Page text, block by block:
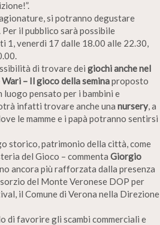
si potranno degustare
il pubblico sarà possibile
1, venerdì 17 dalle 18.00 alle 22.30,
di trovare dei giochi anche nel
– Il gioco della seminaproposto
luogo pensato per i bambini e
infatti trovare anche una nursery, a
le mamme e i papà potranno sentirsi
storico, patrimonio della città, come
del Gioco – commenta Giorgio
ancora più rafforzata dalla presenza
del Monte Veronese DOP per
il Comune di Verona nella Direzione
di favorire gli scambi commerciali e